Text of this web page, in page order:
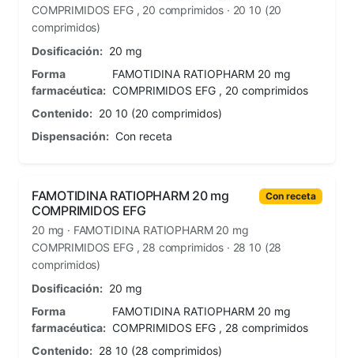
COMPRIMIDOS EFG , 20 comprimidos · 20 10 (20
comprimidos)
Dosificación: 20 mg
Forma
farmacéutica:
FAMOTIDINA RATIOPHARM 20 mg
COMPRIMIDOS EFG , 20 comprimidos
Contenido: 20 10 (20 comprimidos)
Dispensación: Con receta
FAMOTIDINA RATIOPHARM 20 mg
COMPRIMIDOS EFG
Con receta
20 mg · FAMOTIDINA RATIOPHARM 20 mg
COMPRIMIDOS EFG , 28 comprimidos · 28 10 (28
comprimidos)
Dosificación: 20 mg
Forma
farmacéutica:
FAMOTIDINA RATIOPHARM 20 mg
COMPRIMIDOS EFG , 28 comprimidos
Contenido: 28 10 (28 comprimidos)